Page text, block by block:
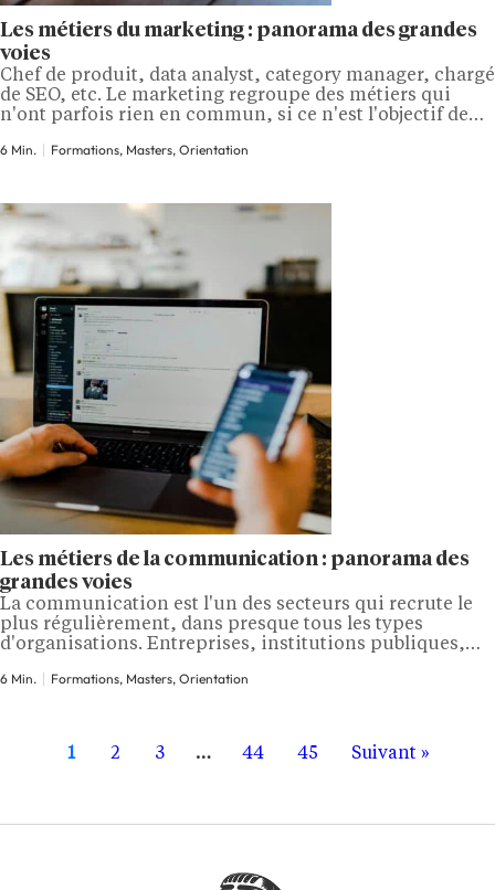
Les métiers du marketing : panorama des grandes
voies
Chef de produit, data analyst, category manager, chargé
de SEO, etc. Le marketing regroupe des métiers qui
n'ont parfois rien en commun, si ce n'est l'objectif de
distingue, c'est la spécialité, le secteur et le type
6 Min. Formations, Masters, Orientation
Les métiers de la communication : panorama des
grandes voies
La communication est l'un des secteurs qui recrute le
plus régulièrement, dans presque tous les types
d'organisations. Entreprises, institutions publiques,
son image, ses messages et ses relations. Mais les
6 Min. Formations, Masters, Orientation
1 2 3 … 44 45 Suivant »